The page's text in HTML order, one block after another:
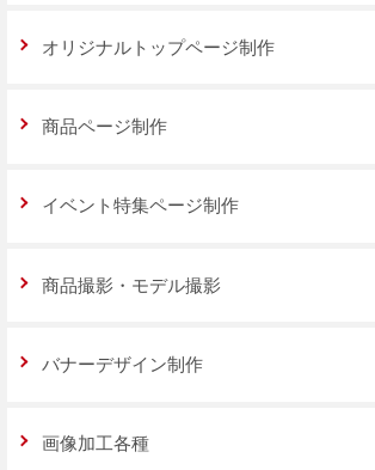
オリジナルトップページ制作
商品ページ制作
イベント特集ページ制作
商品撮影・モデル撮影
バナーデザイン制作
画像加工各種